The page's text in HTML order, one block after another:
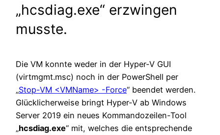
„hcsdiag.exe“ erzwingen
musste.
Die VM konnte weder in der Hyper-V GUI
(virtmgmt.msc) noch in der PowerShell per
„Stop-VM <VMName> -Force“ beendet werden.
Glücklicherweise bringt Hyper-V ab Windows
Server 2019 ein neues Kommandozeilen-Tool
„hcsdiag.exe“ mit, welches die entsprechende